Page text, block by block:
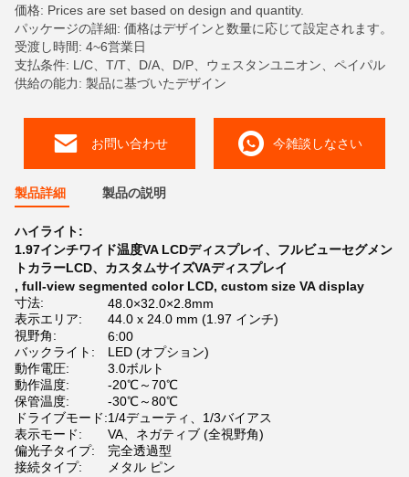
価格: Prices are set based on design and quantity.
パッケージの詳細: 価格はデザインと数量に応じて設定されます。
受渡し時間: 4~6営業日
支払条件: L/C、T/T、D/A、D/P、ウェスタンユニオン、ペイパル
供給の能力: 製品に基づいたデザイン
お問い合わせ 今雑談しなさい
製品詳細 製品の説明
ハイライト:
1.97インチワイド温度VA LCDディスプレイ、フルビューセグメン
トカラーLCD、カスタムサイズVAディスプレイ
, full-view segmented color LCD, custom size VA display
寸法:
48.0×32.0×2.8mm
表示エリア:
44.0 x 24.0 mm (1.97 インチ)
視野角:
6:00
バックライト:
LED (オプション)
動作電圧:
3.0ボルト
動作温度:
-20℃～70℃
保管温度:
-30℃～80℃
ドライブモード:1/4デューティ、1/3バイアス
表示モード:
VA、ネガティブ (全視野角)
偏光子タイプ:
完全透過型
接続タイプ:
メタル ピン